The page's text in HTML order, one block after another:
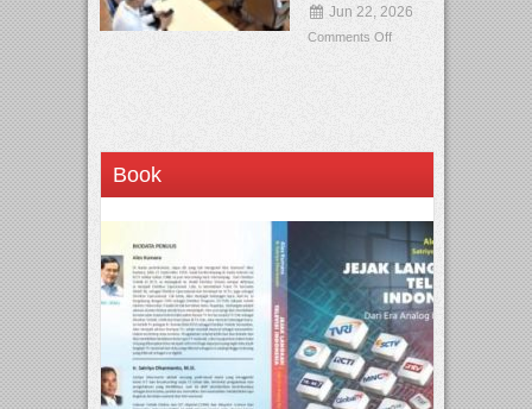
Jun 22, 2026
Comments Off
Book